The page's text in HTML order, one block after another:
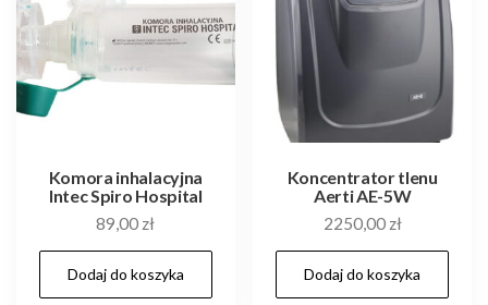
Komora inhalacyjna
Intec Spiro Hospital
89,00 zł
Dodaj do koszyka
Koncentrator tlenu
Aerti AE-5W
2250,00 zł
Dodaj do koszyka